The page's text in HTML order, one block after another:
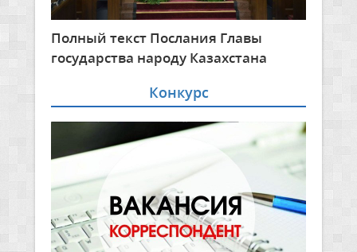
Полный текст Послания Главы
государства народу Казахстана
Конкурс